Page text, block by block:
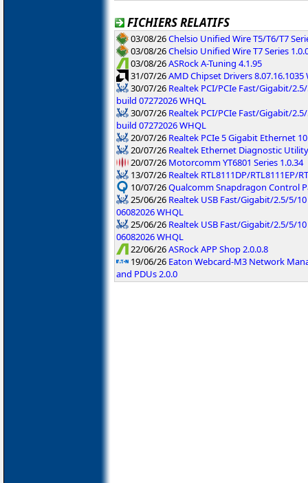
FICHIERS RELATIFS
03/08/26Chelsio Unified Wire T5/T6/T7
03/08/26Chelsio Unified Wire T7 Series
03/08/26ASRock A-Tuning 4.1.95
31/07/26AMD Chipset Drivers 8.07.16.1035
30/07/26 Realtek PCI/PCIe Fast/Gigabit/
build 07272026 WHQL
30/07/26 Realtek PCI/PCIe Fast/Gigabit/
build 07272026 WHQL
20/07/26 Realtek PCIe 5 Gigabit Ethernet
20/07/26 Realtek Ethernet Diagnostic
20/07/26 Motorcomm YT6801 Series 1.0.34
13/07/26 Realtek RTL8111DP/RTL8111EP/
10/07/26Qualcomm Snapdragon Control
25/06/26 Realtek USB Fast/Gigabit/2.5/5/
06082026 WHQL
25/06/26 Realtek USB Fast/Gigabit/2.5/5/
06082026 WHQL
22/06/26ASRock APP Shop 2.0.0.8
19/06/26 Eaton Webcard-M3 Network
and PDUs 2.0.0